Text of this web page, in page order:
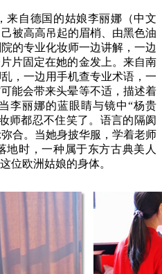
自德国的姑娘李丽娜（中文
被高高吊起的眉梢、由黑色油
的专业化妆师一边讲解，一边
片固定在她的金发上。来自南
，一边用手机查专业术语，一
能会带来头晕等不适，描述着
李丽娜的蓝眼睛与镜中“杨贵
师都忍不住笑了。语言的隔阂
合。当她身披华服，学着老师
地时，一种属于东方古典美人
位欧洲姑娘的身体。